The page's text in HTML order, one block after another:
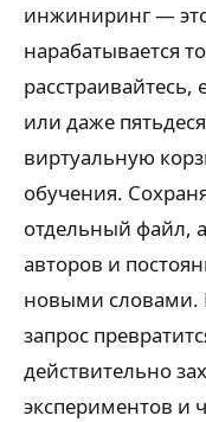
инжиниринг —
нарабатывается
расстраивайтесь,
или даже
виртуальную
обучения.
отдельный файл,
авторов и
новыми словами.
запрос
действительно
экспериментов и